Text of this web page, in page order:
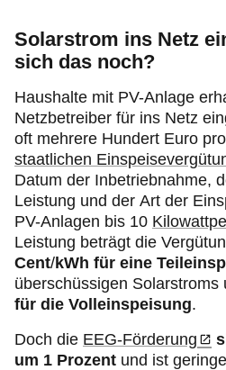
Solarstrom ins Netz
sich das noch?
Haushalte mit PV-Anlage
Netzbetreiber für ins Netz
oft mehrere Hundert Euro
staatlichen
Datum der Inbetriebnahme,
Leistung und der Art der
PV-Anlagen bis 10
Leistung beträgt die
Cent/kWh für eine
überschüssigen Solarstroms
für die Volleinspeisung.
Doch die EEG-Förderung
um 1 Prozent und ist